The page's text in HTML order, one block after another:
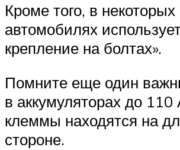
Кроме того, в
автомобилях
крепление на болтах».
Помните еще один
в аккумуляторах до 110
клеммы находятся на
стороне.